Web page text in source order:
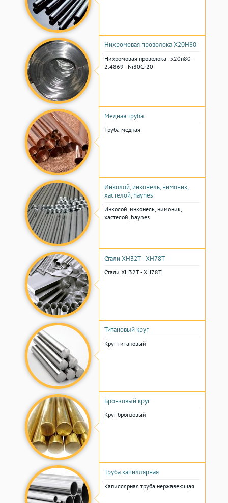
Нихромовая проволока Х20Н80
Нихромовая проволока - х20н80 -
2.4869 - Ni80Cr20
Медная труба
Труба медная
Инколой, инконель, нимоник,
хастелой, haynes
Инколой, инконель, нимоник,
хастелой, haynes
Стали ХН32Т - ХН78Т
Стали ХН32Т - ХН78Т
Титановый круг
Круг титановый
Бронзовый круг
Круг бронзовый
Труба капиллярная
Капиллярная труба нержавеющая